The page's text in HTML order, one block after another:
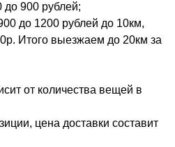
900 рублей;
до 1200 рублей до 10км,
Итого выезжаем до 20км за
от количества вещей в
цена доставки составит